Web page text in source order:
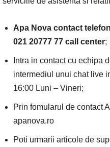
Apa Nova contact
021 20777 77 call center;
Intra in contact cu echipa
intermediul unui chat live
16:00 Luni – Vineri;
Prin fomularul de contact
apanova.ro
Poti urmarii articole de